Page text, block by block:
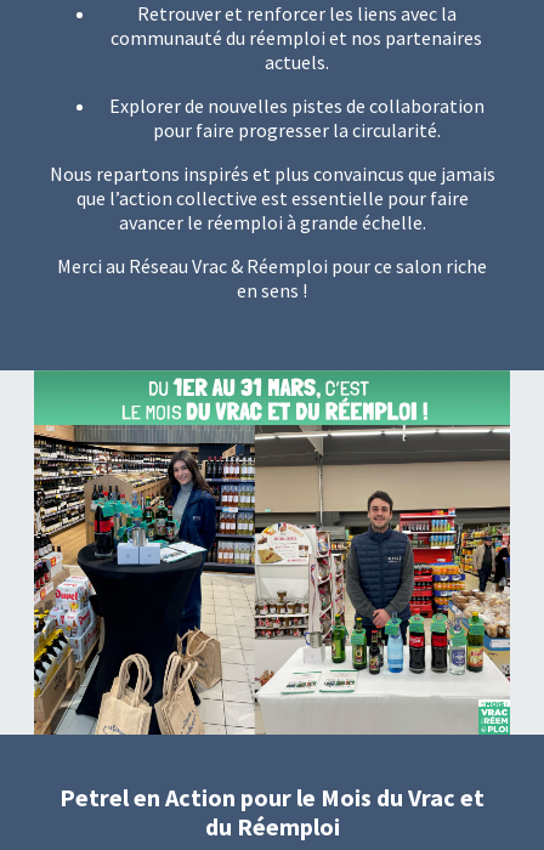
Retrouver et renforcer les liens avec la
communauté du réemploi et nos partenaires
actuels.
Explorer de nouvelles pistes de collaboration
pour faire progresser la circularité.
Nous repartons inspirés et plus convaincus que jamais
que l’action collective est essentielle pour faire
avancer le réemploi à grande échelle.
Merci au Réseau Vrac & Réemploi pour ce salon riche
en sens !
Petrel en Action pour le Mois du Vrac et
du Réemploi